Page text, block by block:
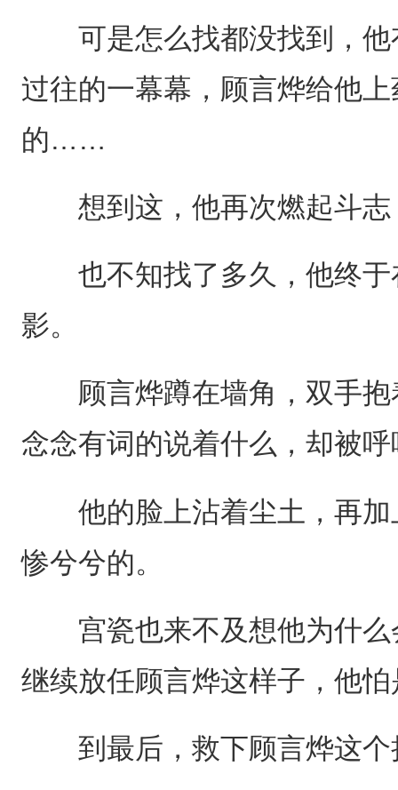
可是怎么找都没找到，他
过往的一幕幕，顾言烨给他
的……
想到这，他再次燃起斗志
也不知找了多久，他终于
影。
顾言烨蹲在墙角，双手抱
念念有词的说着什么，却被
他的脸上沾着尘土，再加
惨兮兮的。
宫瓷也来不及想他为什么
继续放任顾言烨这样子，他
到最后，救下顾言烨这个